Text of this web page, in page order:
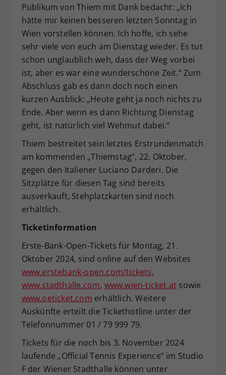
Publikum von Thiem mit Dank bedacht: „Ich
hätte mir keinen besseren letzten Sonntag in
Wien vorstellen können. Ich hoffe, ich sehe
sehr viele von euch am Dienstag wieder. Es tut
schon unglaublich weh, dass der Weg vorbei
ist, aber es war eine wunderschöne Zeit.“ Zum
Abschluss gab es dann doch noch einen
kurzen Ausblick: „Heute geht ja noch nichts zu
Ende. Aber wenn es dann Richtung Dienstag
geht, ist natürlich viel Wehmut dabei.“
Thiem bestreitet sein letztes Erstrundenmatch
am kommenden „Thiemstag“, 22. Oktober,
gegen den Italiener Luciano Darderi. Die
Sitzplätze für diesen Tag sind bereits
ausverkauft, Stehplatzkarten sind noch
erhältlich.
Ticketinformation
Erste-Bank-Open-Tickets für Montag, 21.
Oktober 2024, sind online auf den Websites
www.erstebank-open.com/tickets,
www.stadthalle.com, www.wien-ticket.at sowie
www.oeticket.com erhältlich. Weitere
Auskünfte erteilt die Tickethotline unter der
Telefonnummer 01 / 79 999 79.
Tickets für die noch bis 3. November 2024
laufende „Official Tennis Experience“ im Studio
F der Wiener Stadthalle können unter